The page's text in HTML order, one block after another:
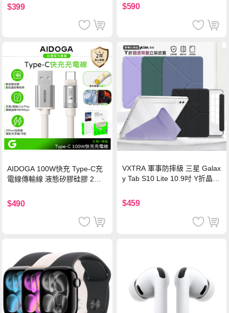
$399 $590
AIDOGA 100W快充 Type-C充
電線傳輸線 液態矽膠硅膠 2M
$490
VXTRA 軍事防摔級 三星 Galax
y Tab S10 Lite 10.9吋 Y折晶透
$459